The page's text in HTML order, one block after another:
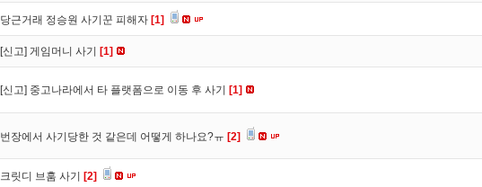
당근거래 정승원 사기꾼 피해자 [1]
[신고] 게임머니 사기 [1]
[신고] 중고나라에서 타 플랫폼으로 이동 후 사기 [1]
번장에서 사기당한 것 같은데 어떻게 하나요?ㅠ [2]
크릿디 브훔 사기 [2]